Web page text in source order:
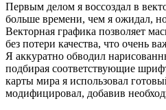
Первым делом я воссоздал в
больше времени, чем я ожидал, но
Векторная графика позволяет
без потери качества, что очень
Я аккуратно обводил
подбирая соответствующие
карты мира я использовал
модифицировал, добавив